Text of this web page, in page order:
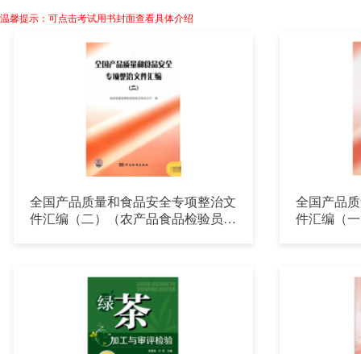
温馨提示：可点击考试用书封面查看具体介绍
全国产品质量和食品安全专项整治文
件汇编（二）（农产品食品检验员拓
全国产品
件汇编（